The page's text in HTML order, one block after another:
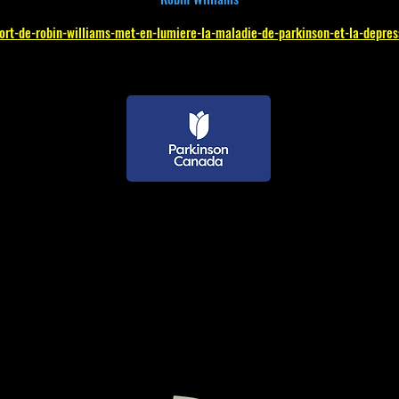
de-robin-williams-met-en-lumiere-la-maladie-de-parkinson-et-la-